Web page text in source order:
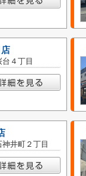
４丁目
井町２丁目